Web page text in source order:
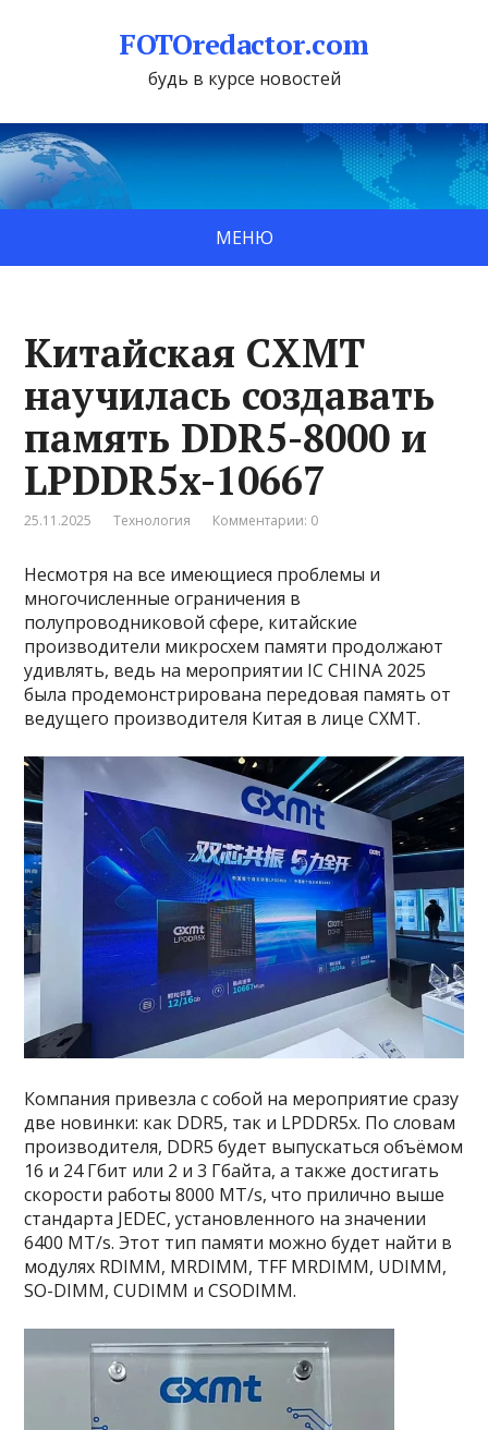
FOTOredactor.com
будь в курсе новостей
МЕНЮ
Китайская CXMT
научилась создавать
память DDR5-8000 и
LPDDR5x-10667
25.11.2025 Технология Комментарии: 0
Несмотря на все имеющиеся проблемы и
многочисленные ограничения в
полупроводниковой сфере, китайские
производители микросхем памяти продолжают
удивлять, ведь на мероприятии IC CHINA 2025
была продемонстрирована передовая память от
ведущего производителя Китая в лице CXMT.
Компания привезла с собой на мероприятие сразу
две новинки: как DDR5, так и LPDDR5x. По словам
производителя, DDR5 будет выпускаться объёмом
16 и 24 Гбит или 2 и 3 Гбайта, а также достигать
скорости работы 8000 MT/s, что прилично выше
стандарта JEDEC, установленного на значении
6400 MT/s. Этот тип памяти можно будет найти в
модулях RDIMM, MRDIMM, TFF MRDIMM, UDIMM,
SO-DIMM, CUDIMM и CSODIMM.